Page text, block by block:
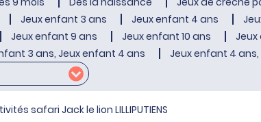
Jeux enfant 3 ans Jeux enfant 4 ans
Jeux enfant 9 ans Jeux enfant 10 ans
Jeux
3 ans, Jeux enfant 4 ans Jeux enfant 4
safari Jack le lion LILLIPUTIENS